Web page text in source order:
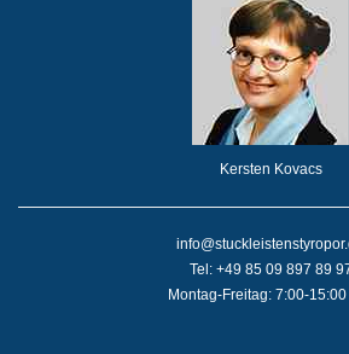
Kersten Kovacs
Tel: +49 85 09 897 89
Montag-Freitag: 7:00-